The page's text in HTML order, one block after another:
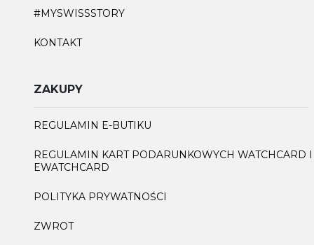
#MYSWISSSTORY
KONTAKT
ZAKUPY
REGULAMIN E-BUTIKU
REGULAMIN KART PODARUNKOWYCH WATCHCARD I
EWATCHCARD
POLITYKA PRYWATNOŚCI
ZWROT